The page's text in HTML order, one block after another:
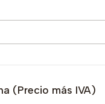
(Precio más IVA)